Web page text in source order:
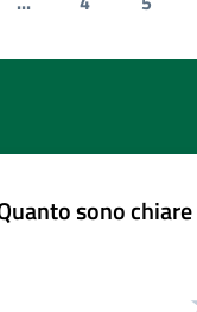
sono